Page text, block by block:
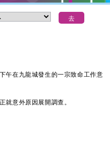
在九龍城發生的一宗致命工作意
意外原因展開調查。